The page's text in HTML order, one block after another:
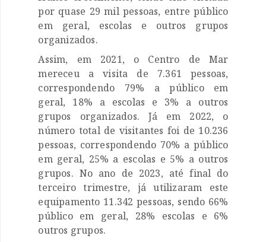
por quase 29 mil pessoas, entre público
em geral, escolas e outros grupos
organizados.
Assim, em 2021, o Centro de Mar
mereceu a visita de 7.361 pessoas,
correspondendo 79% a público em
geral, 18% a escolas e 3% a outros
grupos organizados. Já em 2022, o
número total de visitantes foi de 10.236
pessoas, correspondendo 70% a público
em geral, 25% a escolas e 5% a outros
grupos. No ano de 2023, até final do
terceiro trimestre, já utilizaram este
equipamento 11.342 pessoas, sendo 66%
público em geral, 28% escolas e 6%
outros grupos.